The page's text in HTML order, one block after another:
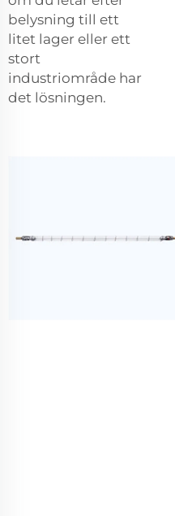
belysning till ett
litet lager eller ett
stort
industriområde har
det lösningen.